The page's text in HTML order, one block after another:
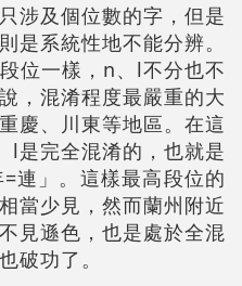
涉及個位數的字，但是
是系統性地不能分辨。
位一樣，n、l不分也不
，混淆程度最嚴重的大
慶、川東等地區。在這
l是完全混淆的，也就是
連」。這樣最高段位的
當少見，然而蘭州附近
見遜色，也是處於全混
破功了。